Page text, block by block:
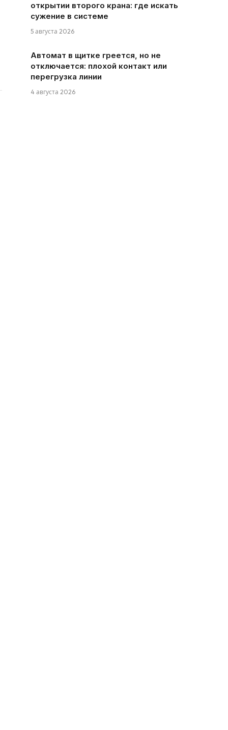
открытии второго крана: где искать
сужение в системе
5 августа 2026
Автомат в щитке греется, но не
отключается: плохой контакт или
перегрузка линии
4 августа 2026